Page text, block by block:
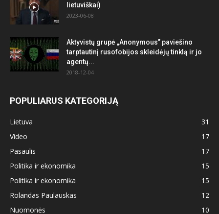
lietuviškai)
2023-06-08
Aktyvistų grupė „Anonymous” paviešino
tarptautinį rusofobijos skleidėjų tinklą ir jo
agentų...
2018-12-04
POPULIARUS KATEGORIJĄ
Lietuva
31
Video
17
Pasaulis
17
Politika ir ekonomika
15
Politika ir ekonomika
15
Rolandas Paulauskas
12
Nuomonės
10